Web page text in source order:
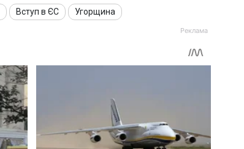
Вступ в ЄС Угорщина